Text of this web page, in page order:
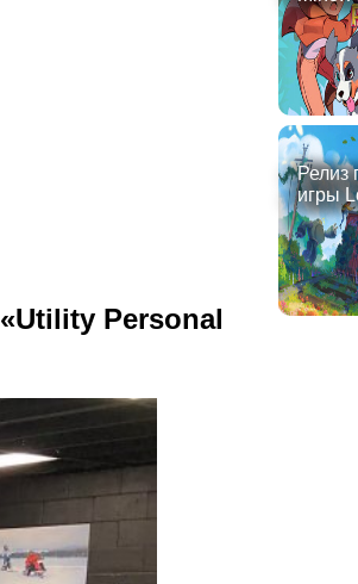
«Utility Personal
Релиз
игры